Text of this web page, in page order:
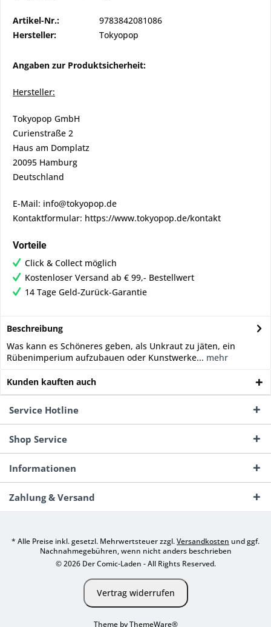
Artikel-Nr.:
9783842081086
Hersteller:
Tokyopop
Angaben zur Produktsicherheit:
Hersteller:
Tokyopop GmbH
Curienstraße 2
Haus am Domplatz
20095 Hamburg
Deutschland
E-Mail: info@tokyopop.de
Kontaktformular: https://www.tokyopop.de/kontakt
Vorteile
Click & Collect möglich
Kostenloser Versand ab € 99,- Bestellwert
14 Tage Geld-Zurück-Garantie
Beschreibung
Was kann es Schöneres geben, als Unkraut zu jäten, ein
Rübenimperium aufzubauen oder Kunstwerke... mehr
Kunden kauften auch
Service Hotline
Shop Service
Informationen
Zahlung & Versand
* Alle Preise inkl. gesetzl. Mehrwertsteuer zzgl.Versandkosten und ggf.
Nachnahmegebühren, wenn nicht anders beschrieben
© 2026 Der Comic-Laden - All Rights Reserved.
Vertrag widerrufen
Theme byThemeWare®